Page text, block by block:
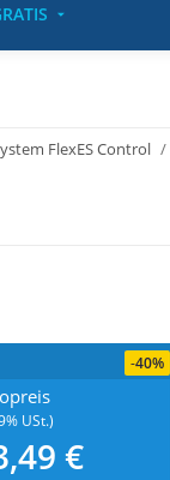
FlexES Control
-40%
USt.)
€